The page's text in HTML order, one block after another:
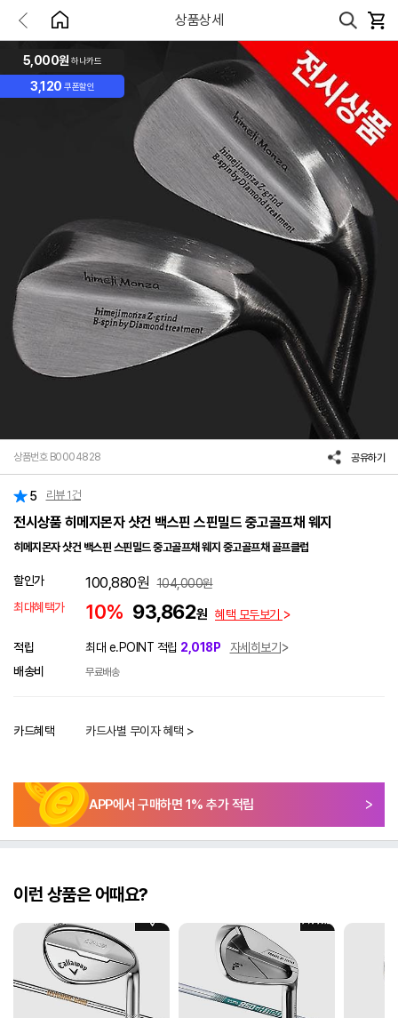
상품상세
5,000원 하나카드
3,120 쿠폰할인
상품번호 B0004828 공유하기
5 리뷰 1건
전시상품 히메지몬자 샷건 백스핀 스핀밀드 중고골프채 웨지
히메지몬자 샷건 백스핀 스핀밀드 중고골프채 웨지 중고골프채 골프클럽
할인가 100,880원 104,000원
최대혜택가
10% 93,862원 혜택 모두보기
적립 최대 e.POINT 적립 2,018P
자세히보기
배송비
무료배송
카드혜택 카드사별 무이자 혜택 >
APP에서 구매하면 1% 추가 적립
이런 상품은 어때요?